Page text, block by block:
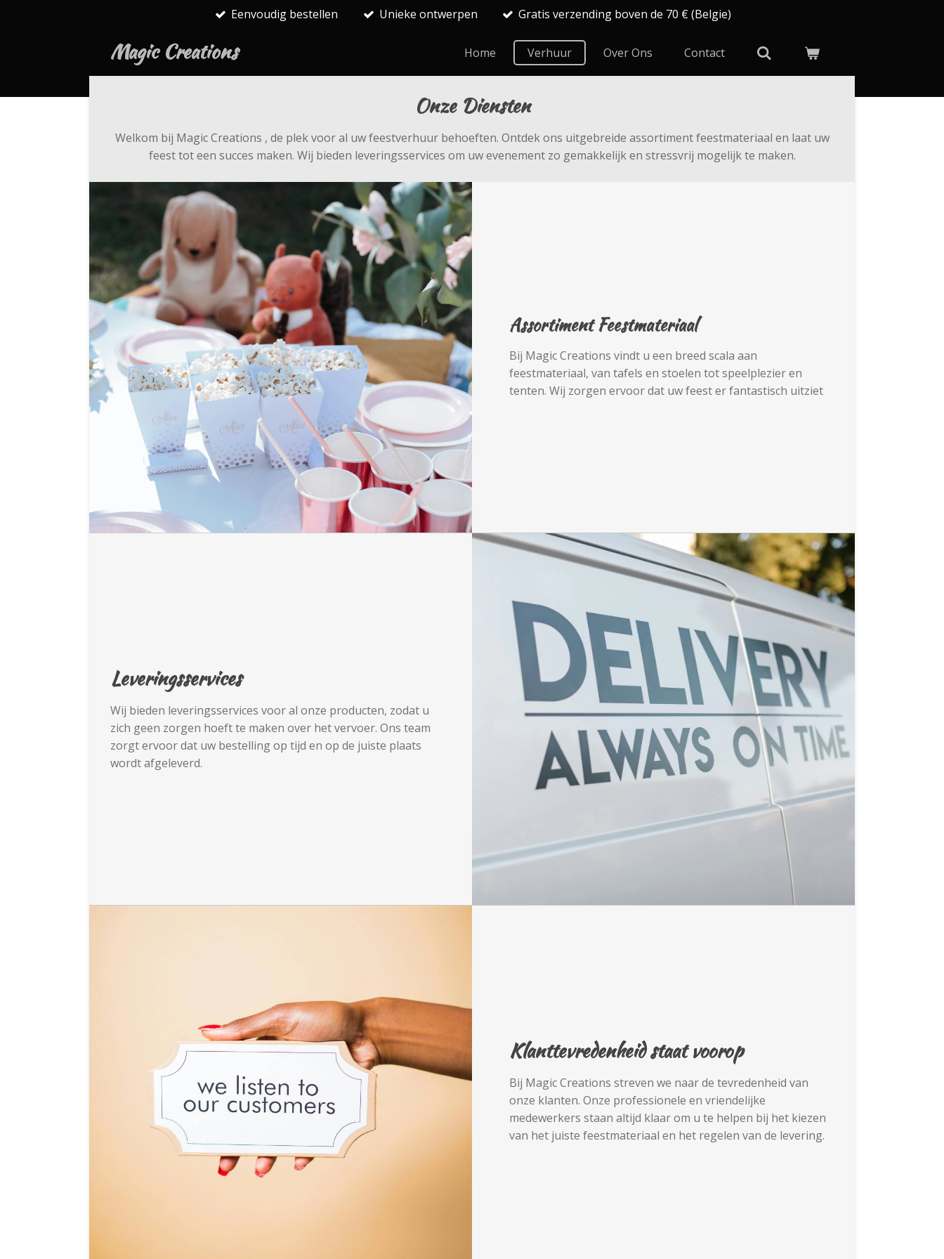
Eenvoudig bestellen Unieke ontwerpen Gratis verzending boven de 70 € (Belgie)
Magic Creations Home Verhuur Over Ons Contact
Onze Diensten
Welkom bij Magic Creations , de plek voor al uw feestverhuur behoeften. Ontdek ons uitgebreide assortiment feestmateriaal en laat uw
feest tot een succes maken. Wij bieden leveringsservices om uw evenement zo gemakkelijk en stressvrij mogelijk te maken.
Assortiment Feestmateriaal
Bij Magic Creations vindt u een breed scala aan
feestmateriaal, van tafels en stoelen tot speelplezier en
tenten. Wij zorgen ervoor dat uw feest er fantastisch uitziet
Leveringsservices
Wij bieden leveringsservices voor al onze producten, zodat u
zich geen zorgen hoeft te maken over het vervoer. Ons team
zorgt ervoor dat uw bestelling op tijd en op de juiste plaats
wordt afgeleverd.
Klanttevredenheid staat voorop
Bij Magic Creations streven we naar de tevredenheid van
onze klanten. Onze professionele en vriendelijke
medewerkers staan altijd klaar om u te helpen bij het kiezen
van het juiste feestmateriaal en het regelen van de levering.